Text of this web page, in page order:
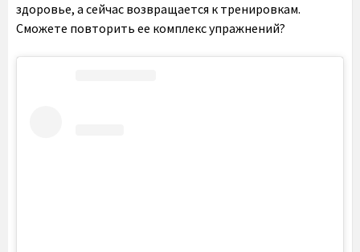
здоровье, а сейчас возвращается к тренировкам.
Сможете повторить ее комплекс упражнений?